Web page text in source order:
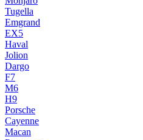
Tugella
Emgrand
EX5
Haval
Jolion
Dargo
F7
M6
H9
Porsche
Cayenne
Macan